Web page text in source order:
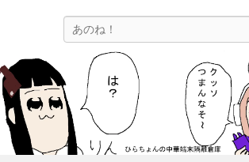
ひらちょんの中華端末
ほたがページ上部にある検索バーを消してく